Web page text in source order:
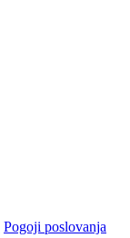
Pogoji poslovanja